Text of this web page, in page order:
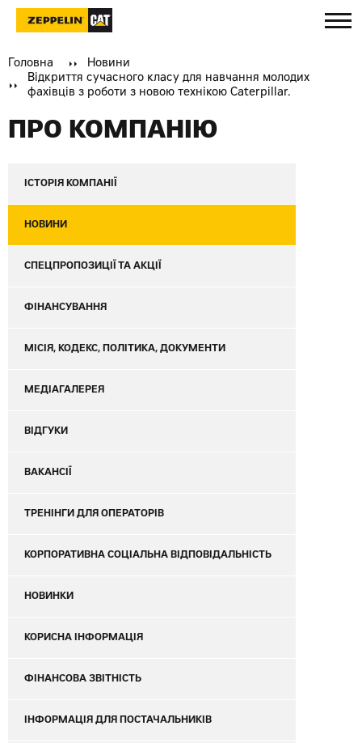
Головна
Новини
Відкриття сучасного класу для навчання молодих
фахівців з роботи з новою технікою Caterpillar.
ПРО КОМПАНІЮ
ІСТОРІЯ КОМПАНІЇ
НОВИНИ
СПЕЦПРОПОЗИЦІЇ ТА АКЦІЇ
ФІНАНСУВАННЯ
МІСІЯ, КОДЕКС, ПОЛІТИКА, ДОКУМЕНТИ
МЕДІАГАЛЕРЕЯ
ВІДГУКИ
ВАКАНСІЇ
ТРЕНІНГИ ДЛЯ ОПЕРАТОРІВ
КОРПОРАТИВНА СОЦІАЛЬНА ВІДПОВІДАЛЬНІСТЬ
НОВИНКИ
КОРИСНА ІНФОРМАЦІЯ
ФІНАНСОВА ЗВІТНІСТЬ
ІНФОРМАЦІЯ ДЛЯ ПОСТАЧАЛЬНИКІВ